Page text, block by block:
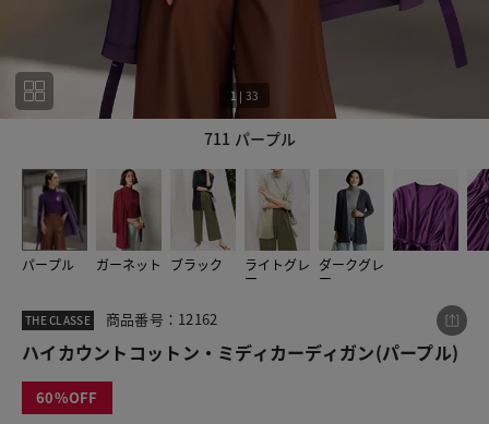
711 パープル
1| 33
パープル ガーネット ブラック ライトグレ
ー
ダークグレ
ー
33
THE CLASSE 商品番号：12162
ハイカウントコットン・ミディカーディガン(パープル)
60
この商品をシェアする